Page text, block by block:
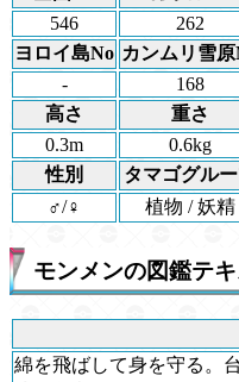
546
262
ヨロイ島No カンムリ雪原
-
168
高さ
重さ
0.3m
0.6kg
性別
タマゴグル
♂/♀
植物 / 妖精
モンメンの図鑑テキ
綿を飛ばして身を守る。